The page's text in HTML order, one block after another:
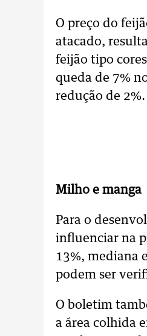
O preço do
atacado,
feijão tipo
queda de 7%
redução de 2%.
Milho e manga
Para o
influenciar na
13%, mediana
podem ser
O boletim
a área colhida